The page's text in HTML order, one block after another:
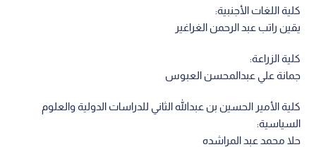
كلية اللغات الأجنبية:
يقين راتب عبد الرحمن الغراغير
كلية الزراعة:
جمانة علي عبدالمحسن العبوس
كلية الأمير الحسين بن عبدالله الثاني للدراسات الدولية والعلوم
السياسية:
حلا محمد عبد المراشده